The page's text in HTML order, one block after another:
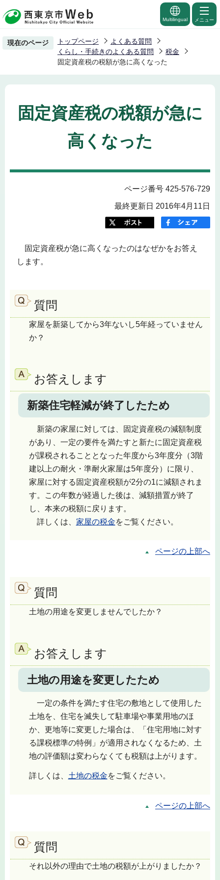
の
ー
の
先
Multilingual メニュー
現在のページ トップページ
よくある質問
くらし・手続きのよくある質問
税金
固定資産税の税額が急に高くなった
固定資産税の税額が急に
高くなった
ページ番号 425-576-729
最終更新日 2016年4月11日
固定資産税が急に高くなったのはなぜかをお答え
します。
質問
家屋を新築してから3年ないし5年経っていません
か？
お答えします
新築住宅軽減が終了したため
新築の家屋に対しては、固定資産税の減額制度
があり、一定の要件を満たすと新たに固定資産税
が課税されることとなった年度から3年度分（3階
建以上の耐火・準耐火家屋は5年度分）に限り、
家屋に対する固定資産税額が2分の1に減額されま
す。この年数が経過した後は、減額措置が終了
し、本来の税額に戻ります。
詳しくは、 家屋の税金をご覧ください。
ページの上部へ
質問
土地の用途を変更しませんでしたか？
お答えします
土地の用途を変更したため
一定の条件を満たす住宅の敷地として使用した
土地を、住宅を滅失して駐車場や事業用地のほ
か、更地等に変更した場合は、「住宅用地に対す
る課税標準の特例」が適用されなくなるため、土
地の評価額は変わらなくても税額は上がります。
詳しくは、 土地の税金をご覧ください。
ページの上部へ
質問
それ以外の理由で土地の税額が上がりましたか？